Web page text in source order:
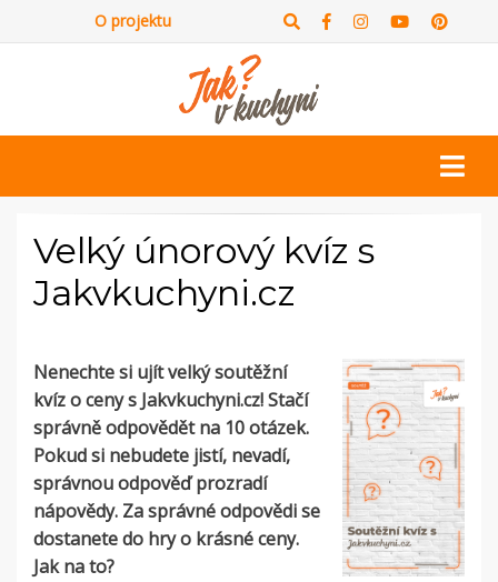
O projektu
Velký únorový kvíz s
Jakvkuchyni.cz
Nenechte si ujít velký soutěžní
kvíz o ceny s Jakvkuchyni.cz! Stačí
správně odpovědět na 10 otázek.
Pokud si nebudete jistí, nevadí,
správnou odpověď prozradí
nápovědy. Za správné odpovědi se
dostanete do hry o krásné ceny.
Jak na to?